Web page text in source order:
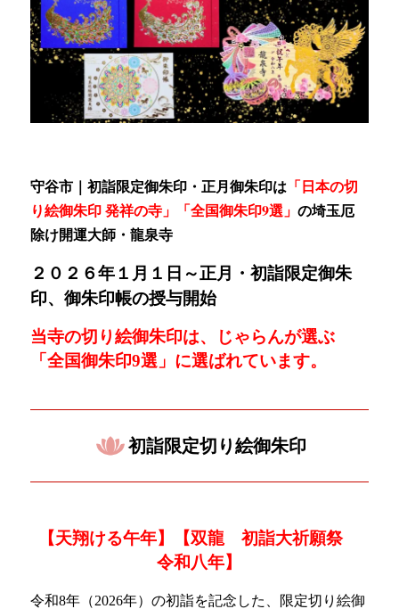
守谷市｜初詣限定御朱印・正月御朱印は 「日本の切
り絵御朱印 発祥の寺」「全国御朱印9選」の埼玉厄
除け開運大師・龍泉寺
２０２６年１月１日～正月・初詣限定御朱
印、御朱印帳の授与開始
当寺の切り絵御朱印は、じゃらんが選ぶ
「全国御朱印9選」に選ばれています。
初詣限定切り絵御朱印
【天翔ける午年】【双龍 初詣大祈願祭
令和八年】
令和8年（2026年）の初詣を記念した、限定切り絵御